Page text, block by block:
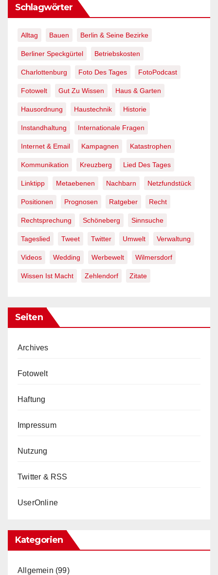
Schlagwörter
Alltag Bauen Berlin & Seine Bezirke
Berliner Speckgürtel Betriebskosten
Charlottenburg Foto Des Tages FotoPodcast
Fotowelt Gut Zu Wissen Haus & Garten
Hausordnung Haustechnik Historie
Instandhaltung Internationale Fragen
Internet & Email Kampagnen Katastrophen
Kommunikation Kreuzberg Lied Des Tages
Linktipp Metaebenen Nachbarn Netzfundstück
Positionen Prognosen Ratgeber Recht
Rechtsprechung Schöneberg Sinnsuche
Tageslied Tweet Twitter Umwelt Verwaltung
Videos Wedding Werbewelt Wilmersdorf
Wissen Ist Macht Zehlendorf Zitate
Seiten
Archives
Fotowelt
Haftung
Impressum
Nutzung
Twitter & RSS
UserOnline
Kategorien
Allgemein (99)